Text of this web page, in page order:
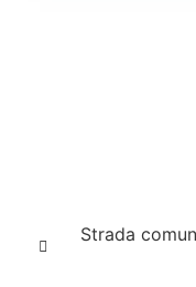
Strada